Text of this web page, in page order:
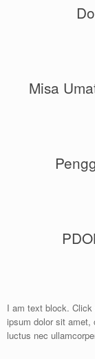
Misa
I am text block.
ipsum dolor sit
luctus nec